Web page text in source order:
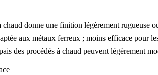
donne une finition légèrement rugueuse
aux métaux ferreux ; moins efficace pour
des procédés à chaud peuvent légèrement